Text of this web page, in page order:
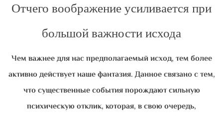
Отчего воображение усиливается при
большой важности исхода
Чем важнее для нас предполагаемый исход, тем более
активно действует наше фантазия. Данное связано с тем,
что существенные события порождают сильную
психическую отклик, которая, в свою очередь,